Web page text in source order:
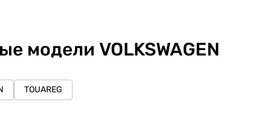
модели VOLKSWAGEN
TOUAREG